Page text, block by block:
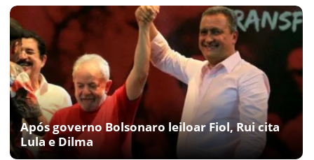
Após governo Bolsonaro leiloar Fiol, Rui cita
Lula e Dilma